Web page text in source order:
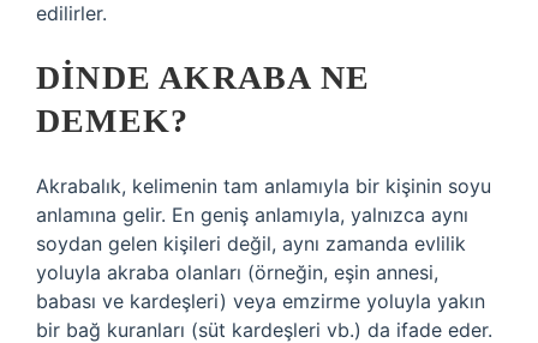
edilirler.
DINDE AKRABA NE
DEMEK?
Akrabalık, kelimenin tam anlamıyla bir kişinin soyu
anlamına gelir. En geniş anlamıyla, yalnızca aynı
soydan gelen kişileri değil, aynı zamanda evlilik
yoluyla akraba olanları (örneğin, eşin annesi,
babası ve kardeşleri) veya emzirme yoluyla yakın
bir bağ kuranları (süt kardeşleri vb.) da ifade eder.